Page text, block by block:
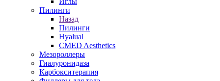
Пилинги
Назад
Пилинги
Hyalual
CMED Aesthetics
Мезороллеры
Гиалуронидаза
Карбокситерапия